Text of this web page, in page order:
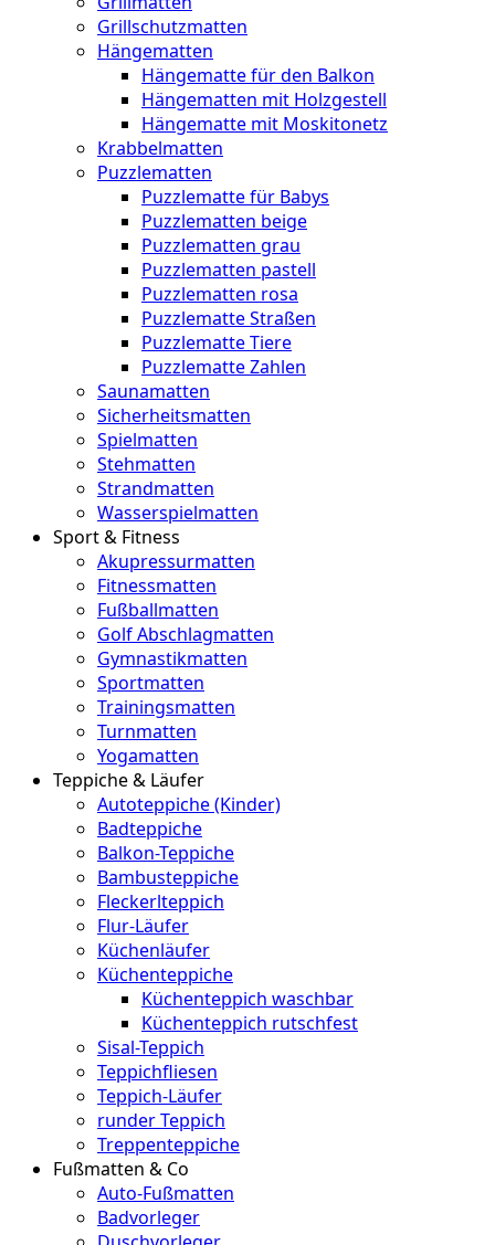
Grillschutzmatten
Hängematten
Hängematte für den Balkon
Hängematten mit Holzgestell
Hängematte mit Moskitonetz
Krabbelmatten
Puzzlematten
Puzzlematte für Babys
Puzzlematten beige
Puzzlematten grau
Puzzlematten pastell
Puzzlematten rosa
Puzzlematte Straßen
Puzzlematte Tiere
Puzzlematte Zahlen
Saunamatten
Sicherheitsmatten
Spielmatten
Stehmatten
Strandmatten
Wasserspielmatten
Sport & Fitness
Akupressurmatten
Fitnessmatten
Fußballmatten
Golf Abschlagmatten
Gymnastikmatten
Sportmatten
Trainingsmatten
Turnmatten
Yogamatten
Teppiche & Läufer
Autoteppiche (Kinder)
Badteppiche
Balkon-Teppiche
Bambusteppiche
Fleckerlteppich
Flur-Läufer
Küchenläufer
Küchenteppiche
Küchenteppich waschbar
Küchenteppich rutschfest
Sisal-Teppich
Teppichfliesen
Teppich-Läufer
runder Teppich
Treppenteppiche
Fußmatten & Co
Auto-Fußmatten
Badvorleger